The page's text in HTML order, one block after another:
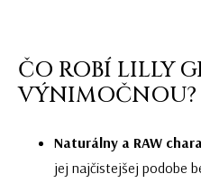
ČO ROBÍ LILLY
VÝNIMOČNOU?
Naturálny a RAW
jej najčistejšej podobe